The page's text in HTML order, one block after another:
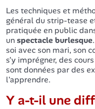
Les techniques et
général du strip-tease
pratiquée en public
unspectacle burlesque
soi avec son mari, son
s'y imprégner, des
sont données par des
l'apprendre.
Y a-t-il une